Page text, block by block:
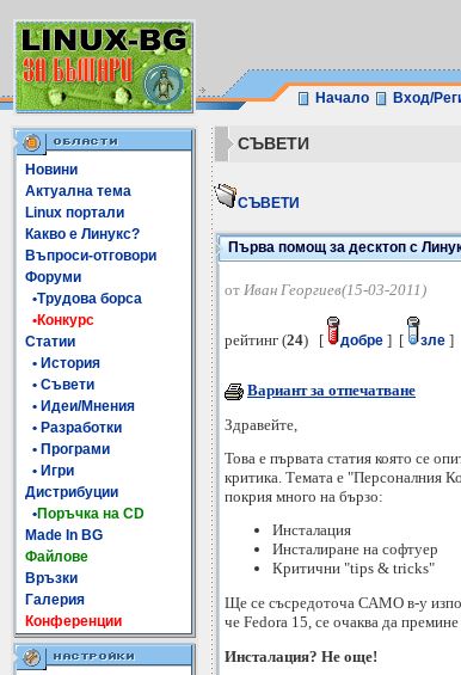
Начало Вход/
Новини
Актуална тема
Linux портали
Какво е Линукс?
Въпроси-отговори
Форуми
•Трудова борса
•Конкурс
Статии
• История
• Съвети
• Идеи/Мнения
• Разработки
• Програми
• Игри
Дистрибуции
•Поръчка на CD
Made In BG
Файлове
Връзки
Галерия
Конференции
СЪВЕТИ
СЪВЕТИ
Първа помощ за десктоп с
от Иван Георгиев(15-03-2011)
рейтинг (24) [ добре ] [ зле ]
Вариант за отпечатване
Здравейте,
Това е първата статия която се
критика. Темата е "Персоналния
покрия много на бързо:
Инсталация
Инсталиране на софтуер
Критични "tips & tricks"
Ще се съсредоточа САМО в-у
че Fedora 15, се очаква да
Инсталация? Не още!